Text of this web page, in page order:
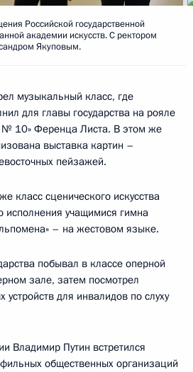
Российской государственной
академии искусств. С ректором
Якуповым.
музыкальный класс, где
для главы государства на рояле
№ 10» Ференца Листа. В этом же
выставка картин –
пейзажей.
класс сценического искусства
исполнения учащимися гимна
– на жестовом языке.
побывал в классе оперной
зале, затем посмотрел
устройств для инвалидов по слуху
Владимир Путин встретился
общественных организаций